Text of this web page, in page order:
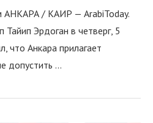
АНКАРА / КАИР — ArabiToday.
Эрдоган в четверг, 5
что Анкара прилагает
допустить …